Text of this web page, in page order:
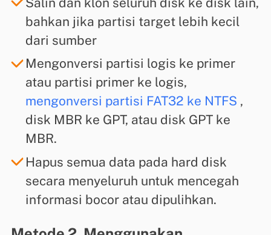
bahkan jika partisi target lebih kecil
dari sumber
Mengonversi partisi logis ke primer
atau partisi primer ke logis,
mengonversi partisi FAT32 ke NTFS ,
disk MBR ke GPT, atau disk GPT ke
MBR.
Hapus semua data pada hard disk
secara menyeluruh untuk mencegah
informasi bocor atau dipulihkan.